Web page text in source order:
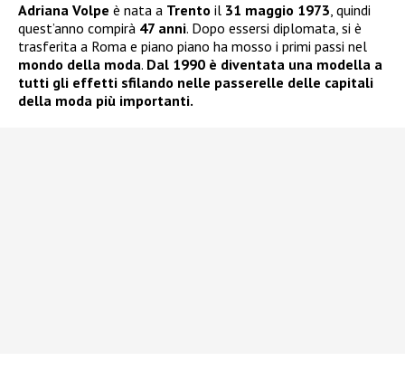
Adriana Volpe è nata a Trento il 31 maggio 1973, quindi
quest’anno compirà 47 anni. Dopo essersi diplomata, si è
trasferita a Roma e piano piano ha mosso i primi passi nel
mondo della moda. Dal 1990 è diventata una modella a
tutti gli effetti sfilando nelle passerelle delle capitali
della moda più importanti.